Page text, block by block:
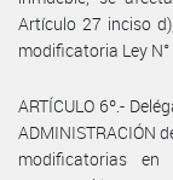
Artículo 27 inciso
modificatoria Ley N°
ARTÍCULO 6º.-
ADMINISTRACIÓN
modificatorias